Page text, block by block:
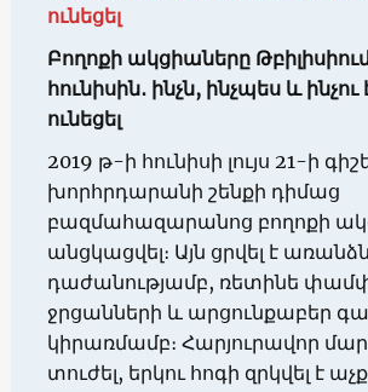
ունեցել
Բողոքի ակցիաները
հունիսին․ ինչն, ինչպես և
ունեցել
2019 թ-ի հունիսի լույս 21-ի
խորհրդարանի շենքի դիմաց
բազմահազարանոց բողոքի
անցկացվել։ Այն ցրվել է
դաժանությամբ, ռետինե
ջրցանների և արցունքաբեր
կիրառմամբ։ Հարյուրավոր
տուժել, երկու հոգի զրկվել է